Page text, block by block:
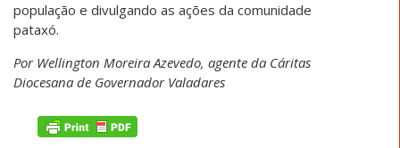
população e divulgando as ações da comunidade
pataxó.
Por Wellington Moreira Azevedo, agente da Cáritas
Diocesana de Governador Valadares